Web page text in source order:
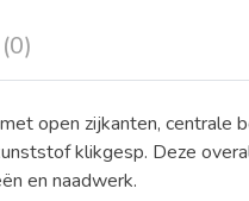
open zijkanten, centrale
klikgesp. Deze
en naadwerk.